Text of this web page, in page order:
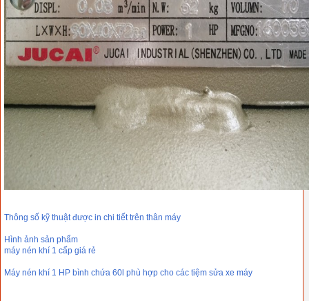
Thông số kỹ thuật được in chi tiết trên thân máy
Hình ảnh sản phẩm
máy nén khí 1 cấp giá rẻ
Máy nén khí 1 HP bình chứa 60l phù hợp cho các tiệm sửa xe máy